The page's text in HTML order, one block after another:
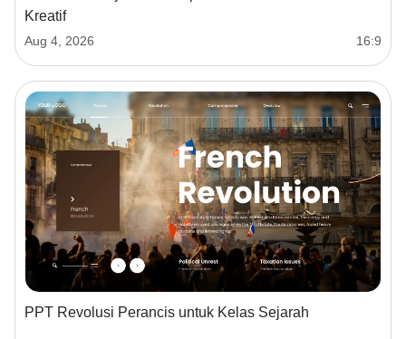
Kreatif
Aug 4, 2026 16:9
PPT Revolusi Perancis untuk Kelas Sejarah